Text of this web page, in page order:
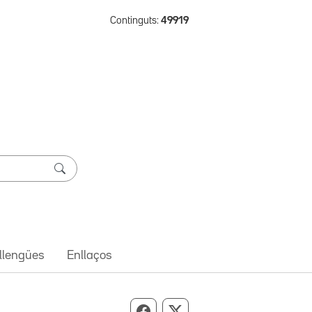
Continguts: 49919
Enllaços